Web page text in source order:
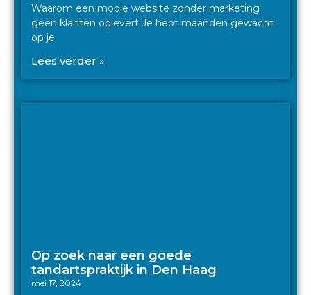
Waarom een mooie website zonder marketing
geen klanten oplevert Je hebt maanden gewacht
op je
Lees verder »
Op zoek naar een goede
tandartspraktijk in Den Haag
mei 17, 2024